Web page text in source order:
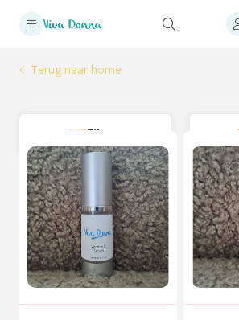
Terug naar home
Filter